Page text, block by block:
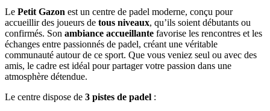
Le Petit Gazon est un centre de padel moderne, conçu pour
accueillir des joueurs de tous niveaux, qu’ils soient débutants ou
confirmés. Son ambiance accueillante favorise les rencontres et les
échanges entre passionnés de padel, créant une véritable
communauté autour de ce sport. Que vous veniez seul ou avec des
amis, le cadre est idéal pour partager votre passion dans une
atmosphère détendue.
Le centre dispose de 3 pistes de padel :